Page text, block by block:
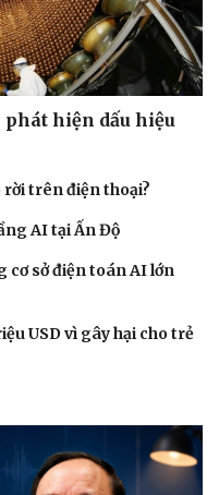
phát hiện dấu hiệu
trên điện thoại?
AI tại Ấn Độ
cơ sở điện toán AI lớn
USD vì gây hại cho trẻ